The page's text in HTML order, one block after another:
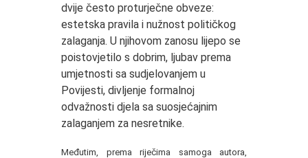
dvije često proturječne obveze:
estetska pravila i nužnost političkog
zalaganja. U njihovom zanosu lijepo se
poistovjetilo s dobrim, ljubav prema
umjetnosti sa sudjelovanjem u
Povijesti, divljenje formalnoj
odvažnosti djela sa suosjećajnim
zalaganjem za nesretnike.
Međutim, prema riječima samoga autora,